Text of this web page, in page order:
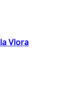
Vlora